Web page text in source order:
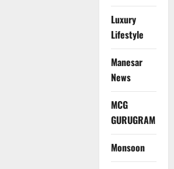
Luxury
Lifestyle
Manesar
News
MCG
GURUGRAM
Monsoon